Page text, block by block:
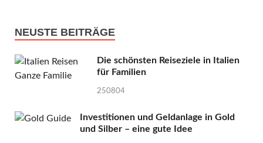
NEUSTE BEITRÄGE
Die schönsten Reiseziele in Italien
für Familien
250804
Investitionen und Geldanlage in Gold
und Silber – eine gute Idee